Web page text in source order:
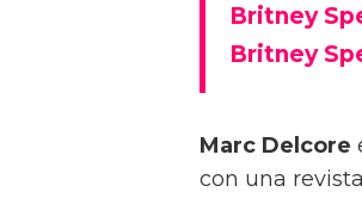
Britney
Britney
Marc Delcore
con una